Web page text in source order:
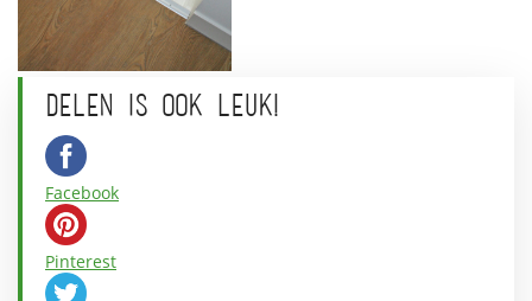
DELEN IS OOK LEUK!
Facebook
Pinterest